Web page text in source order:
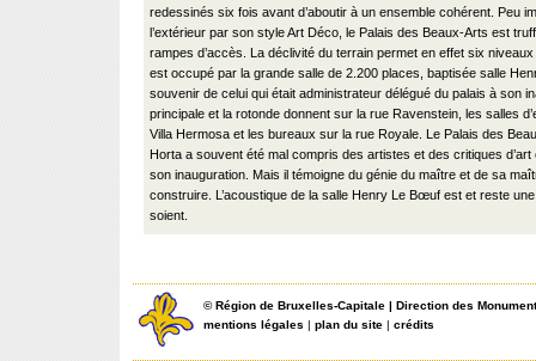
redessinés six fois avant d’aboutir à un ensemble cohérent. Peu
l’extérieur par son style Art Déco, le Palais des Beaux-Arts est
rampes d’accès. La déclivité du terrain permet en effet six niveaux
est occupé par la grande salle de 2.200 places, baptisée salle
souvenir de celui qui était administrateur délégué du palais à son
principale et la rotonde donnent sur la rue Ravenstein, les salles
Villa Hermosa et les bureaux sur la rue Royale. Le Palais des
Horta a souvent été mal compris des artistes et des critiques
son inauguration. Mais il témoigne du génie du maître et de sa
construire. L’acoustique de la salle Henry Le Bœuf est et reste
soient.
©Région de Bruxelles-Capitale | Direction des
mentions légales | plan du site | crédits